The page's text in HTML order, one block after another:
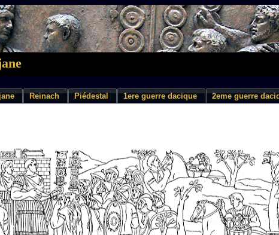
Reinach Piédestal 1ere guerre dacique 2eme guerre